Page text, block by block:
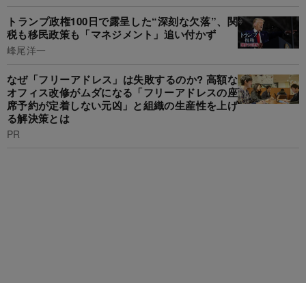
トランプ政権100日で露呈した“深刻な欠落”、関
税も移民政策も「マネジメント」追い付かず
峰尾洋一
なぜ「フリーアドレス」は失敗するのか? 高額な
オフィス改修がムダになる「フリーアドレスの座
席予約が定着しない元凶」と組織の生産性を上げ
る解決策とは
PR